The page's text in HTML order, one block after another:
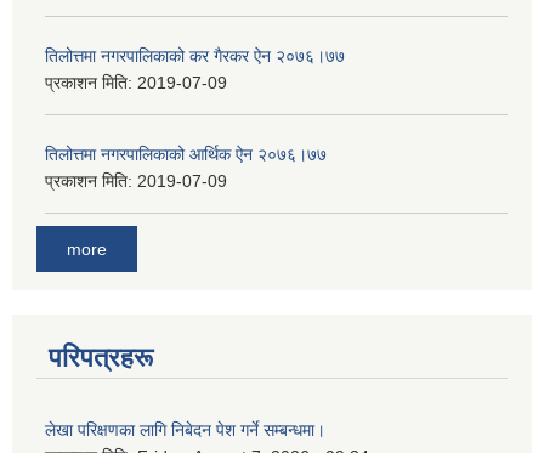
तिलोत्तमा नगरपालिकाको कर गैरकर ऐन २०७६।७७
प्रकाशन मिति: 2019-07-09
तिलोत्तमा नगरपालिकाको आर्थिक ऐन २०७६।७७
प्रकाशन मिति: 2019-07-09
more
परिपत्रहरू
लेखा परिक्षणका लागि निबेदन पेश गर्ने सम्बन्धमा।